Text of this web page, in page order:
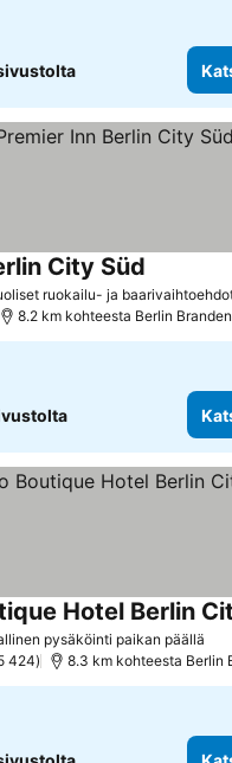
ruokailu- ja
City Süd
8.2 km kohteesta Berlin
pysäköinti paikan päällä
Hotel Berlin
424 8.3 km kohteesta Berlin